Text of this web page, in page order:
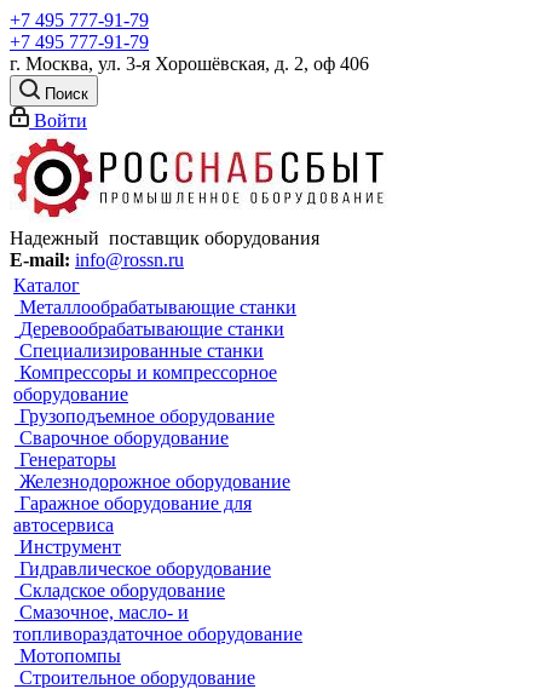
+7 495 777-91-79
+7 495 777-91-79
г. Москва, ул. 3-я Хорошёвская, д. 2, оф 406
Поиск
Войти
Надежный поставщик оборудования
E-mail: info@rossn.ru
Каталог
Металлообрабатывающие станки
Деревообрабатывающие станки
Специализированные станки
Компрессоры и компрессорное
оборудование
Грузоподъемное оборудование
Сварочное оборудование
Генераторы
Железнодорожное оборудование
Гаражное оборудование для
автосервиса
Инструмент
Гидравлическое оборудование
Складское оборудование
Смазочное, масло- и
топливораздаточное оборудование
Мотопомпы
Строительное оборудование